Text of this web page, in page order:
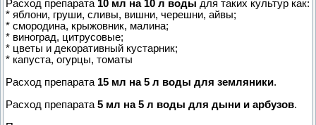
Расход препарата 10 мл на 10 л воды для таких культур как:
* яблони, груши, сливы, вишни, черешни, айвы;
* смородина, крыжовник, малина;
* виноград, цитрусовые;
* цветы и декоративный кустарник;
* капуста, огурцы, томаты
Расход препарата 15 мл на 5 л воды для земляники.
Расход препарата 5 мл на 5 л воды для дыни и арбузов.